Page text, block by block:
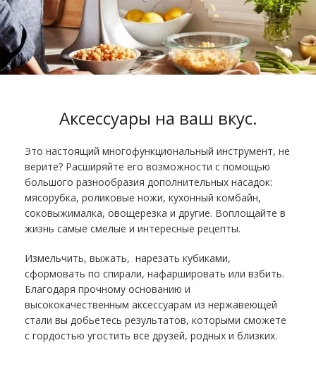
Аксессуары на ваш вкус.
Это настоящий многофункциональный инструмент, не
верите? Расширяйте его возможности с помощью
большого разнообразия дополнительных насадок:
мясорубка, роликовые ножи, кухонный комбайн,
соковыжималка, овощерезка и другие. Воплощайте в
жизнь самые смелые и интересные рецепты.
Измельчить, выжать, нарезать кубиками,
сформовать по спирали, нафаршировать или взбить.
Благодаря прочному основанию и
высококачественным аксессуарам из нержавеющей
стали вы добьетесь результатов, которыми сможете
с гордостью угостить все друзей, родных и близких.